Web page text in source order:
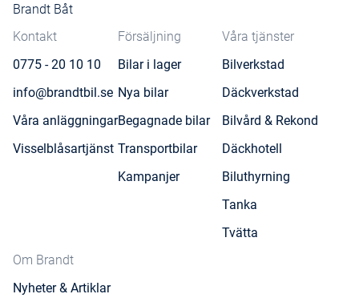
Brandt Båt
Kontakt
0775 - 20 10 10
info@brandtbil.se
Våra anläggningar
Visselblåsartjänst
Försäljning
Bilar i lager
Nya bilar
Begagnade bilar
Transportbilar
Kampanjer
Våra tjänster
Bilverkstad
Däckverkstad
Bilvård & Rekond
Däckhotell
Biluthyrning
Tanka
Tvätta
Om Brandt
Nyheter & Artiklar